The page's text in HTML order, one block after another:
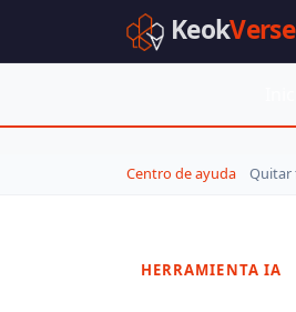
KeokVerse
Centro de ayuda Quitar
HERRAMIENTA IA